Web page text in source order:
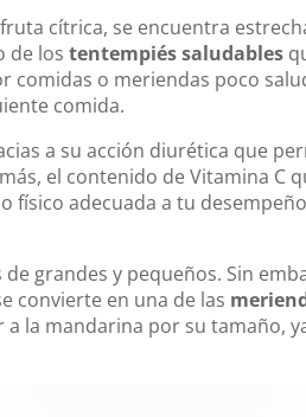
cítrica, se encuentra
de los tentempiés saludables
o meriendas poco
comida.
a su acción diurética que
el contenido de Vitamina C
físico adecuada a tu
grandes y pequeños. Sin
convierte en una de las
la mandarina por su tamaño,